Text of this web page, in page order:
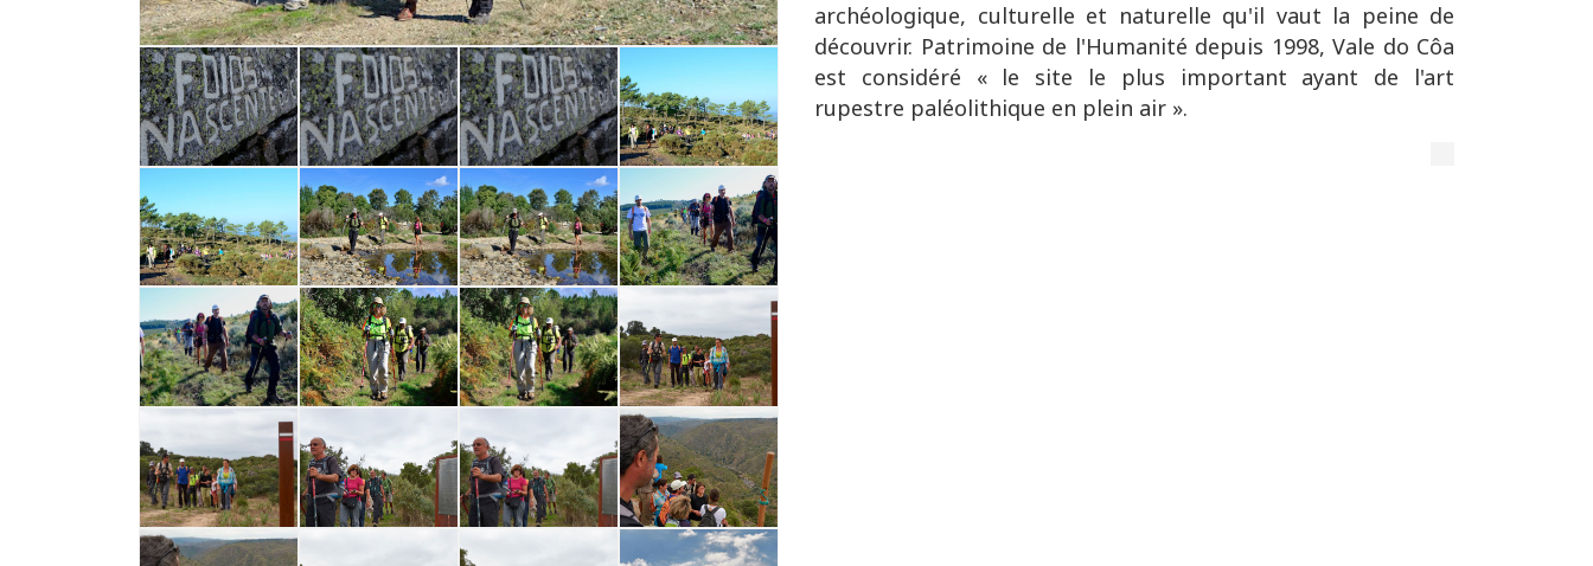
archéologique, culturelle et naturelle qu'il vaut la peine de
découvrir. Patrimoine de l'Humanité depuis 1998, Vale do Côa
est considéré « le site le plus important ayant de l'art
rupestre paléolithique en plein air ».